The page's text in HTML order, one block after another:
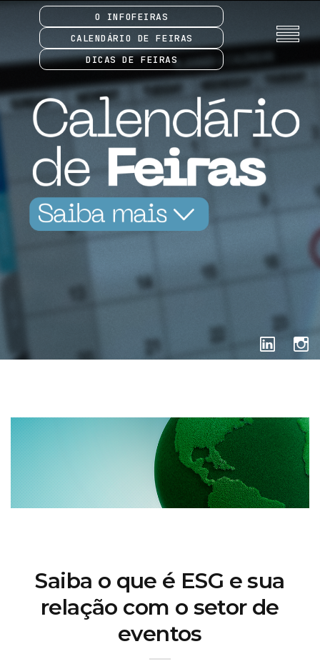
O INFOFEIRAS
CALENDÁRIO DE FEIRAS
DICAS DE FEIRAS
Saiba o que é ESG e sua
relação com o setor de
eventos